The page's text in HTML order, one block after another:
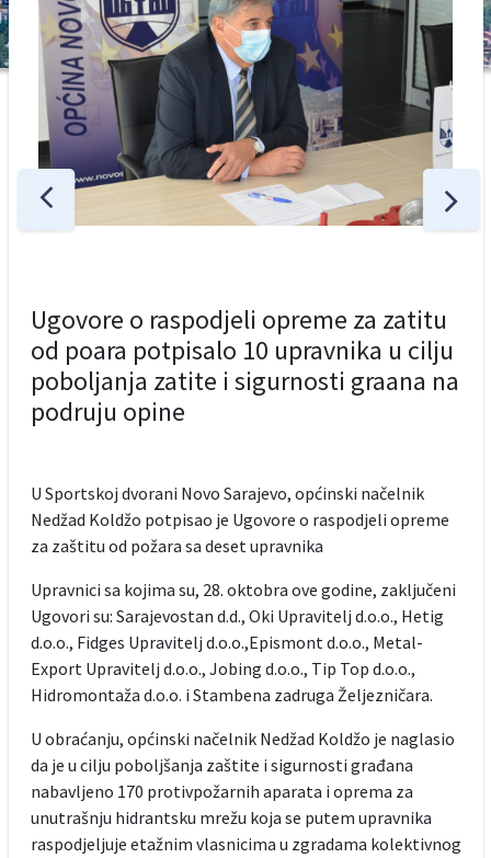
Ugovore o raspodjeli opreme za zatitu
od poara potpisalo 10 upravnika u cilju
poboljanja zatite i sigurnosti graana na
podruju opine
U Sportskoj dvorani Novo Sarajevo, općinski načelnik
Nedžad Koldžo potpisao je Ugovore o raspodjeli opreme
za zaštitu od požara sa deset upravnika
Upravnici sa kojima su, 28. oktobra ove godine, zaključeni
Ugovori su: Sarajevostan d.d., Oki Upravitelj d.o.o., Hetig
d.o.o., Fidges Upravitelj d.o.o.,Epismont d.o.o., Metal-
Export Upravitelj d.o.o., Jobing d.o.o., Tip Top d.o.o.,
Hidromontaža d.o.o. i Stambena zadruga Željezničara.
U obraćanju, općinski načelnik Nedžad Koldžo je naglasio
da je u cilju poboljšanja zaštite i sigurnosti građana
nabavljeno 170 protivpožarnih aparata i oprema za
unutrašnju hidrantsku mrežu koja se putem upravnika
raspodjeljuje etažnim vlasnicima u zgradama kolektivnog